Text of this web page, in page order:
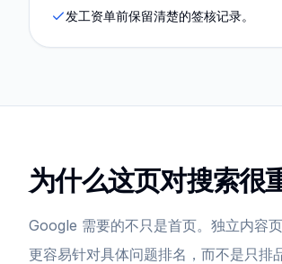
发工资单前保留清楚的签核记录。
为什么这页对搜索很
Google 需要的不只是首页。独立内容
更容易针对具体问题排名，而不是只排